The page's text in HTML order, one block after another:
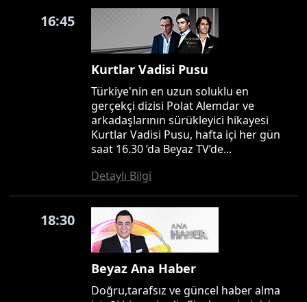
16:45
Kurtlar Vadisi Pusu
Türkiye'nin en uzun soluklu en
gerçekçi dizisi Polat Alemdar ve
arkadaşlarının sürükleyici hikayesi
Kurtlar Vadisi Pusu, hafta içi her gün
saat 16.30 ’da Beyaz TV’de...
Detaylı Bilgi
18:30
Beyaz Ana Haber
Doğru,tarafsız ve güncel haber alma